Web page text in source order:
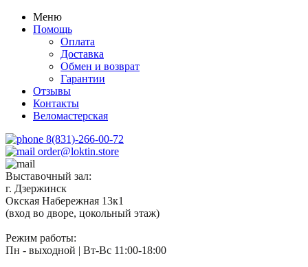
Меню
Помощь
Оплата
Доставка
Обмен и возврат
Гарантии
Отзывы
Контакты
Веломастерская
8(831)-266-00-72
order@loktin.store
Выставочный зал:
г. Дзержинск
Окская Набережная 13к1
(вход во дворе, цокольный этаж)
Режим работы:
Пн - выходной | Вт-Вс 11:00-18:00